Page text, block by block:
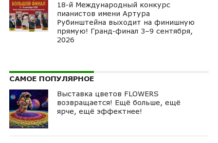
18-й Международный конкурс
пианистов имени Артура
Рубинштейна выходит на финишную
прямую! Гранд-финал 3–9 сентября,
2026
САМОЕ ПОПУЛЯРНОЕ
Выставка цветов FLOWERS
возвращается! Ещё больше, ещё
ярче, ещё эффектнее!